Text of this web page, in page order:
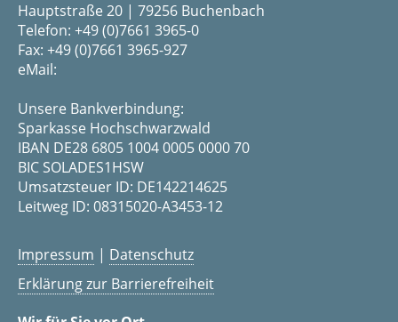
Hauptstraße 20 | 79256 Buchenbach
Telefon: +49 (0)7661 3965-0
Fax: +49 (0)7661 3965-927
eMail:
Unsere Bankverbindung:
Sparkasse Hochschwarzwald
IBAN DE28 6805 1004 0005 0000 70
BIC SOLADES1HSW
Umsatzsteuer ID: DE142214625
Leitweg ID: 08315020-A3453-12
Impressum | Datenschutz
Erklärung zur Barrierefreiheit